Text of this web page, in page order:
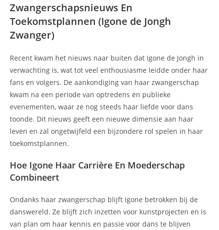
Zwangerschapsnieuws En
Toekomstplannen (Igone de Jongh
Zwanger)
Recent kwam het nieuws naar buiten dat Igone de Jongh in
verwachting is, wat tot veel enthousiasme leidde onder haar
fans en volgers. De aankondiging van haar zwangerschap
kwam na een periode van optredens en publieke
evenementen, waar ze nog steeds haar liefde voor dans
toonde. Dit nieuws geeft een nieuwe dimensie aan haar
leven en zal ongetwijfeld een bijzondere rol spelen in haar
toekomstplannen.
Hoe Igone Haar Carrière En Moederschap
Combineert
Ondanks haar zwangerschap blijft Igone betrokken bij de
danswereld. Ze blijft zich inzetten voor kunstprojecten en is
van plan om haar kennis en passie voor dans te blijven